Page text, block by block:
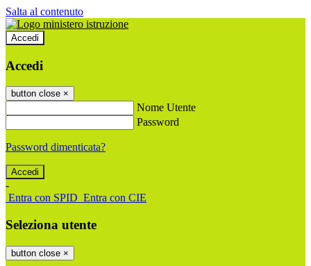
Salta al contenuto
Accedi
Accedi
button close ×
Nome Utente
Password
Password dimenticata?
-
Entra con SPID Entra con CIE
Seleziona utente
button close ×